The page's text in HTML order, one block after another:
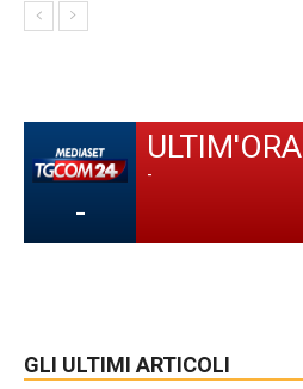
-
ULTIM'ORA
-
GLI ULTIMI ARTICOLI